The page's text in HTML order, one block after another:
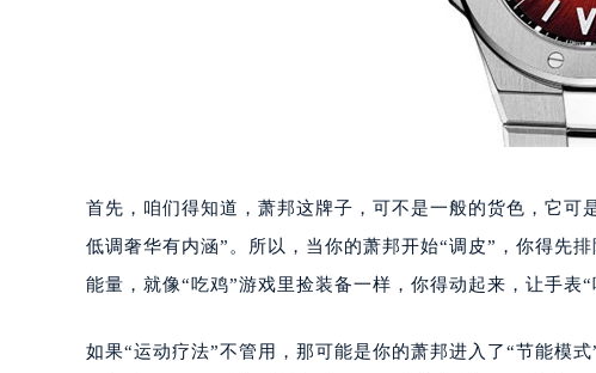
首先，咱们得知道，萧邦这牌子，可不是一般的货色，它可
低调奢华有内涵”。所以，当你的萧邦开始“调皮”，你得先
能量，就像“吃鸡”游戏里捡装备一样，你得动起来，让手表“
如果“运动疗法”不管用，那可能是你的萧邦进入了“节能模